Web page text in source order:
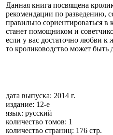
Данная книга посвящена
рекомендации по разведению,
правильно сориентироваться в
станет помощником и
если у вас достаточно любви
то кролиководство может
дата выпуска: 2014 г.
издание: 12-е
язык: русский
количество томов: 1
количество страниц: 176 стр.